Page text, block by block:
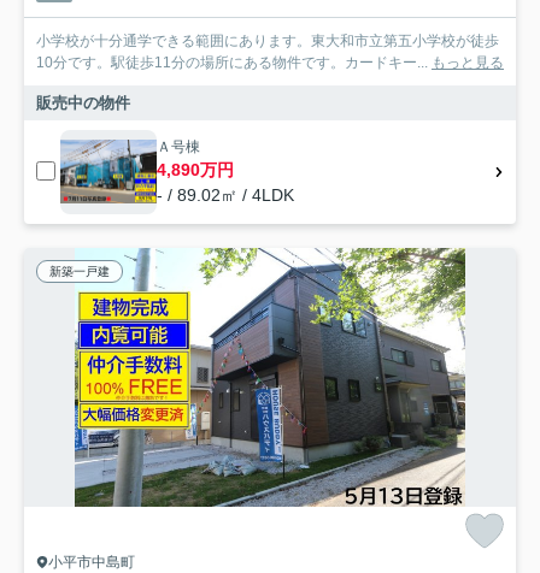
小学校が十分通学できる範囲にあります。東大和市立第五小学校が徒歩
10分です。駅徒歩11分の場所にある物件です。カードキー...
もっと見る
販売中の物件
Ａ号棟
4,890万円
- / 89.02㎡ / 4LDK
新築一戸建
小平市中島町